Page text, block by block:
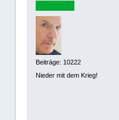
Beiträge: 10222
Nieder mit dem Krieg!